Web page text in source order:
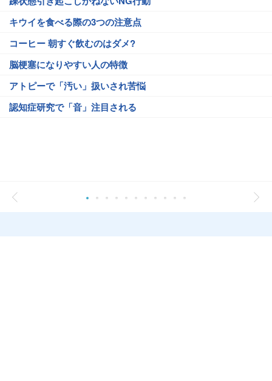
キウイを食べる際の3つの注意点
コーヒー 朝すぐ飲むのはダメ?
脳梗塞になりやすい人の特徴
アトピーで「汚い」扱いされ苦悩
認知症研究で「音」注目される